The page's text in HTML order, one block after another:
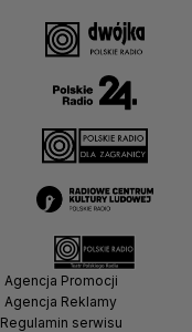
Agencja Promocji
Agencja Reklamy
Regulamin serwisu